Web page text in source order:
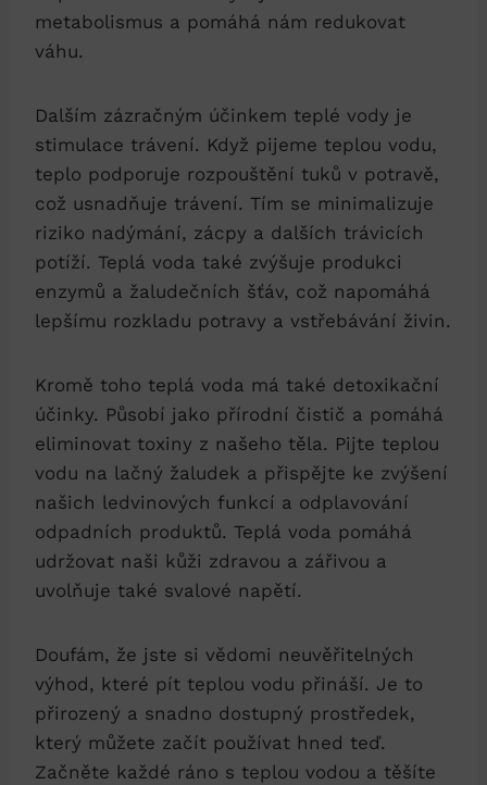
metabolismus a pomáhá nám redukovat
váhu.
Dalším zázračným účinkem teplé vody je
stimulace trávení. Když pijeme teplou vodu,
teplo podporuje rozpouštění tuků v potravě,
což usnadňuje trávení. Tím se minimalizuje
riziko nadýmání, zácpy a dalších trávicích
potíží. Teplá voda také zvýšuje produkci
enzymů a žaludečních šťáv, což napomáhá
lepšímu rozkladu potravy a vstřebávání živin.
Kromě toho teplá voda má také detoxikační
účinky. Působí jako přírodní čistič a pomáhá
eliminovat toxiny z našeho těla. Pijte teplou
vodu na lačný žaludek a přispějte ke zvýšení
našich ledvinových funkcí a odplavování
odpadních produktů. Teplá voda pomáhá
udržovat naši kůži zdravou a zářivou a
uvolňuje také svalové napětí.
Doufám, že jste si vědomi neuvěřitelných
výhod, které pít teplou vodu přináší. Je to
přirozený a snadno dostupný prostředek,
který můžete začít používat hned teď.
Začněte každé ráno s teplou vodou a těšíte